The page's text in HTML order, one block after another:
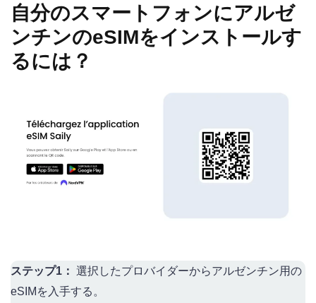
自分のスマートフォンにアルゼ
ンチンのeSIMをインストールす
るには？
ステップ1： 選択したプロバイダーからアルゼンチン用の
eSIMを入手する。